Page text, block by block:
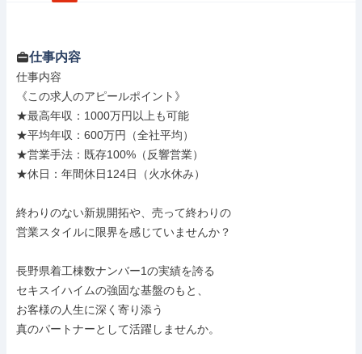
仕事内容
仕事内容
《この求人のアピールポイント》
★最高年収：1000万円以上も可能
★平均年収：600万円（全社平均）
★営業手法：既存100%（反響営業）
★休日：年間休日124日（火水休み）
終わりのない新規開拓や、売って終わりの
営業スタイルに限界を感じていませんか？
長野県着工棟数ナンバー1の実績を誇る
セキスイハイムの強固な基盤のもと、
お客様の人生に深く寄り添う
真のパートナーとして活躍しませんか。